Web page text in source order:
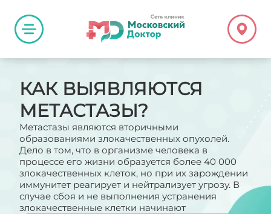
КАК ВЫЯВЛЯЮТСЯ
МЕТАСТАЗЫ?
Метастазы являются вторичными
образованиями злокачественных опухолей.
Дело в том, что в организме человека в
процессе его жизни образуется более 40 000
злокачественных клеток, но при их зарождении
иммунитет реагирует и нейтрализует угрозу. В
случае сбоя и не выполнения устранения
злокачественные клетки начинают